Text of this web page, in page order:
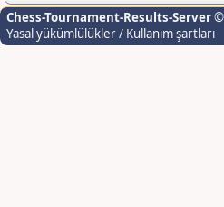
Chess-Tournament-Results-Server©
Yasal yükümlülükler / Kullanım şartları